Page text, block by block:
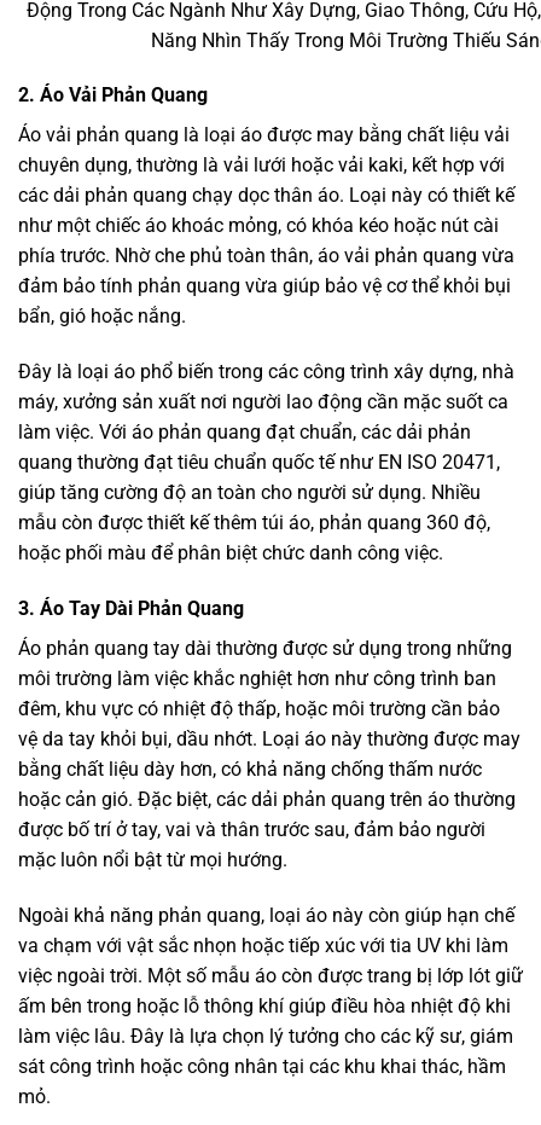
Động Trong Các Ngành Như Xây Dựng, Giao Thông, Cứu
Năng Nhìn Thấy Trong Môi Trường Thiếu
2. Áo Vải Phản Quang
Áo vải phản quang là loại áo được may bằng chất liệu vải
chuyên dụng, thường là vải lưới hoặc vải kaki, kết hợp với
các dải phản quang chạy dọc thân áo. Loại này có thiết kế
như một chiếc áo khoác mỏng, có khóa kéo hoặc nút cài
phía trước. Nhờ che phủ toàn thân, áo vải phản quang vừa
đảm bảo tính phản quang vừa giúp bảo vệ cơ thể khỏi bụi
bẩn, gió hoặc nắng.
Đây là loại áo phổ biến trong các công trình xây dựng, nhà
máy, xưởng sản xuất nơi người lao động cần mặc suốt ca
làm việc. Với áo phản quang đạt chuẩn, các dải phản
quang thường đạt tiêu chuẩn quốc tế như EN ISO 20471,
giúp tăng cường độ an toàn cho người sử dụng. Nhiều
mẫu còn được thiết kế thêm túi áo, phản quang 360 độ,
hoặc phối màu để phân biệt chức danh công việc.
3. Áo Tay Dài Phản Quang
Áo phản quang tay dài thường được sử dụng trong những
môi trường làm việc khắc nghiệt hơn như công trình ban
đêm, khu vực có nhiệt độ thấp, hoặc môi trường cần bảo
vệ da tay khỏi bụi, dầu nhớt. Loại áo này thường được may
bằng chất liệu dày hơn, có khả năng chống thấm nước
hoặc cản gió. Đặc biệt, các dải phản quang trên áo thường
được bố trí ở tay, vai và thân trước sau, đảm bảo người
mặc luôn nổi bật từ mọi hướng.
Ngoài khả năng phản quang, loại áo này còn giúp hạn chế
va chạm với vật sắc nhọn hoặc tiếp xúc với tia UV khi làm
việc ngoài trời. Một số mẫu áo còn được trang bị lớp lót giữ
ấm bên trong hoặc lỗ thông khí giúp điều hòa nhiệt độ khi
làm việc lâu. Đây là lựa chọn lý tưởng cho các kỹ sư, giám
sát công trình hoặc công nhân tại các khu khai thác, hầm
mỏ.